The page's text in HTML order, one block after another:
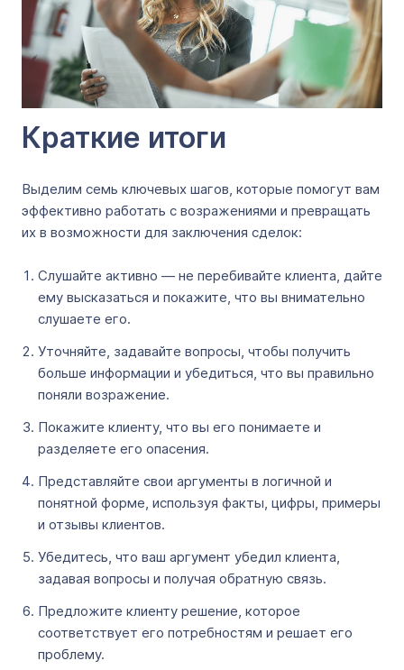
Краткие итоги
Выделим семь ключевых шагов, которые помогут вам
эффективно работать с возражениями и превращать
их в возможности для заключения сделок:
Слушайте активно — не перебивайте клиента, дайте
ему высказаться и покажите, что вы внимательно
слушаете его.
Уточняйте, задавайте вопросы, чтобы получить
больше информации и убедиться, что вы правильно
поняли возражение.
Покажите клиенту, что вы его понимаете и
разделяете его опасения.
Представляйте свои аргументы в логичной и
понятной форме, используя факты, цифры, примеры
и отзывы клиентов.
Убедитесь, что ваш аргумент убедил клиента,
задавая вопросы и получая обратную связь.
Предложите клиенту решение, которое
соответствует его потребностям и решает его
проблему.